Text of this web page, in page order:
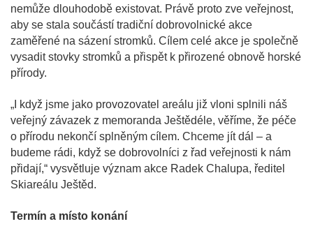
nemůže dlouhodobě existovat. Právě proto zve veřejnost,
aby se stala součástí tradiční dobrovolnické akce
zaměřené na sázení stromků. Cílem celé akce je společně
vysadit stovky stromků a přispět k přirozené obnově horské
přírody.
„I když jsme jako provozovatel areálu již vloni splnili náš
veřejný závazek z memoranda Ještědéle, věříme, že péče
o přírodu nekončí splněným cílem. Chceme jít dál – a
budeme rádi, když se dobrovolníci z řad veřejnosti k nám
přidají,“ vysvětluje význam akce Radek Chalupa, ředitel
Skiareálu Ještěd.
Termín a místo konání